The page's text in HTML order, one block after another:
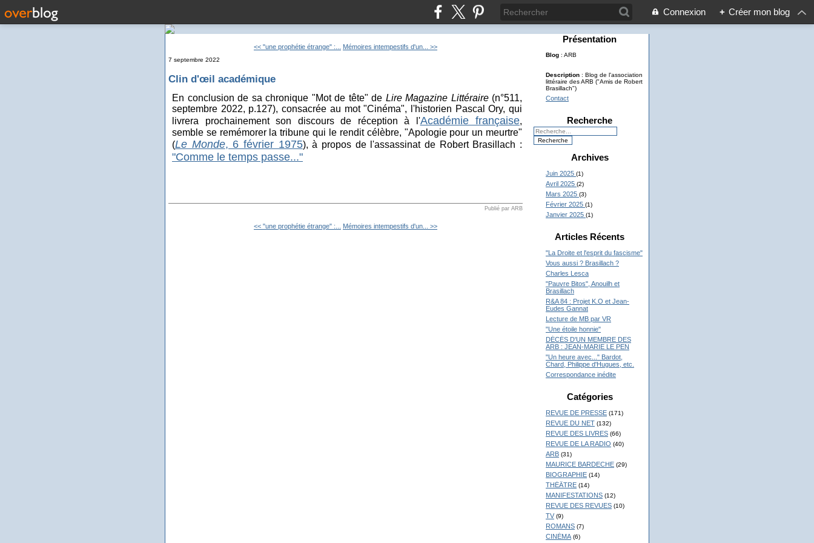
Connexion + Créer mon blog
<< "une prophétie étrange" :... Mémoires intempestifs d'un... >>
7 septembre 2022
Clin d'œil académique
En conclusion de sa chronique "Mot de tête" de Lire Magazine Littéraire(n°511,
septembre 2022, p.127), consacrée au mot "Cinéma", l'historien Pascal Ory, qui
livrera prochainement son discours de réception à l'Académie française,
semble se remémorer la tribune qui le rendit célèbre, "Apologie pour un meurtre"
(Le Monde, 6 février 1975), à propos de l'assassinat de Robert Brasillach :
"Comme le temps passe..."
Publié par ARB
<< "une prophétie étrange" :... Mémoires intempestifs d'un... >>
Présentation
Blog : ARB
Description : Blog de l'association
littéraire des ARB ("Amis de Robert
Brasillach")
Contact
Recherche
Archives
Juin 2025 (1)
Avril 2025 (2)
Mars 2025 (3)
Février 2025 (1)
Janvier 2025 (1)
Articles Récents
"La Droite et l'esprit du fascisme"
Vous aussi ? Brasillach ?
Charles Lesca
"Pauvre Bitos", Anouilh et
Brasillach
R&A 84 : Projet K.O et Jean-
Eudes Gannat
Lecture de MB par VR
"Une étoile honnie"
DÉCÉS D'UN MEMBRE DES
ARB : JEAN-MARIE LE PEN
"Un heure avec..." Bardot,
Chard, Philippe d'Hugues, etc.
Correspondance inédite
Catégories
REVUE DE PRESSE (171)
REVUE DU NET (132)
REVUE DES LIVRES (66)
REVUE DE LA RADIO (40)
ARB (31)
MAURICE BARDECHE (29)
BIOGRAPHIE (14)
THÉÂTRE (14)
MANIFESTATIONS (12)
REVUE DES REVUES (10)
TV (9)
ROMANS (7)
CINÉMA (6)